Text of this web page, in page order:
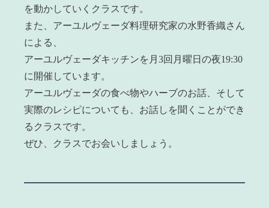
を動かしていくクラスです。
また、アーユルヴェーダ料理研究家の水野香織さん
による、
アーユルヴェーダキッチンを月3回月曜日の夜19:30
に開催しています。
アーユルヴェーダの食べ物やハーブのお話、そして
実際のレシピについても、お話しを聞くことができ
るクラスです。
ぜひ、クラスでお会いしましょう。